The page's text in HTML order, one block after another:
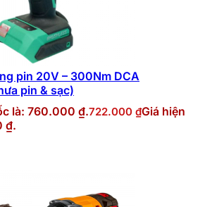
pin 20V – 300Nm DCA
pin & sạc)
là: 760.000 ₫.722.000 ₫Giá hiện
₫.